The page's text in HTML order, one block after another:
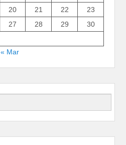
20 21 22
23
27 28 29
30
« Mar